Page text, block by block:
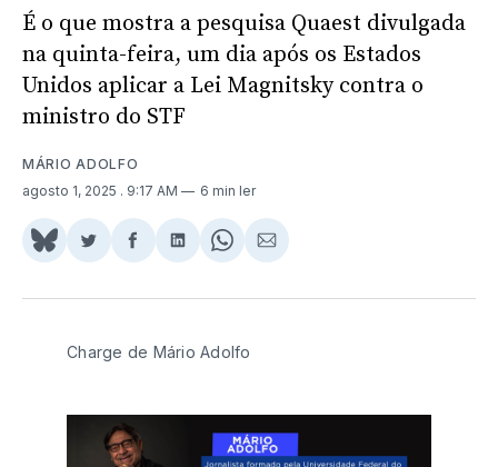
É o que mostra a pesquisa Quaest divulgada
na quinta-feira, um dia após os Estados
Unidos aplicar a Lei Magnitsky contra o
ministro do STF
MÁRIO ADOLFO
agosto 1, 2025 . 9:17 AM 6 min ler
Share
BlueSky
Compartilhar
Twitter
Compartilhar
Facebook
Compartilhar
LinkedIn
Share
WhatsApp
Compartilhar
Email
Charge de Mário Adolfo